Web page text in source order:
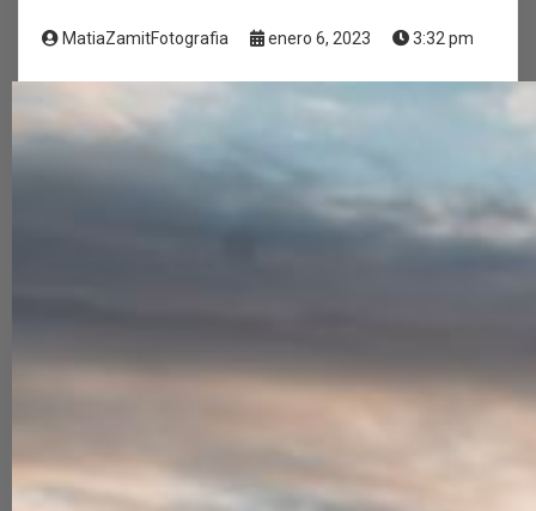
MatiaZamitFotografia enero 6, 2023 3:32 pm